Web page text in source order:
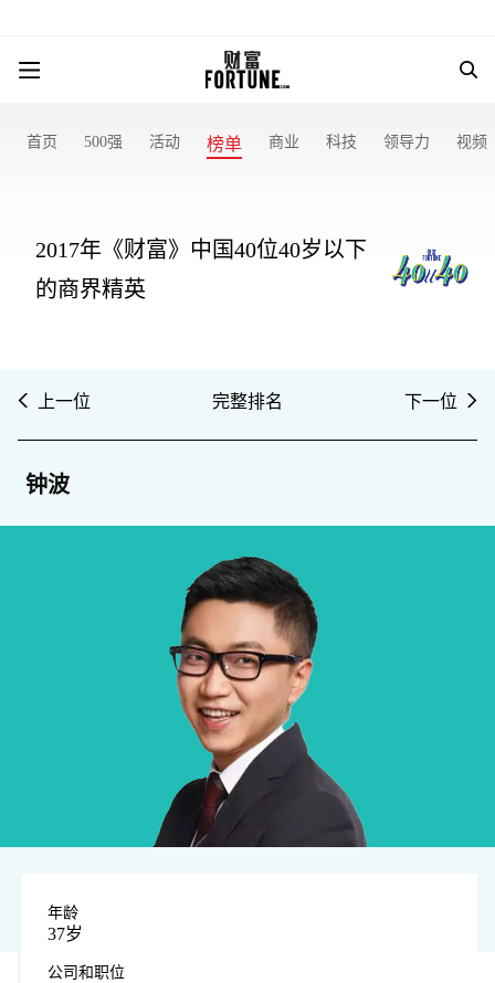
首页 500强 活动 榜单 商业 科技 领导力 视频
2017年《财富》中国40位40岁以下
的商界精英
上一位 完整排名 下一位
钟波
年龄
37岁
公司和职位